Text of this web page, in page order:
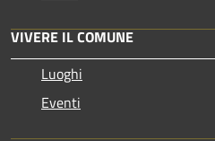
VIVERE IL COMUNE
Luoghi
Eventi